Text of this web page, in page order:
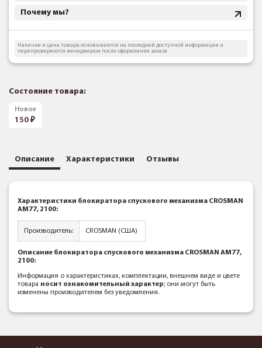
Почему мы?
Наличие и цена товара основываются на последней доступной информации и
перепроверяются менеджером после оформления заказа
Состояние товара:
Новое
150
Описание Характеристики Отзывы
Характеристики блокиратора спускового механизма CROSMAN
АМ77, 2100:
Производитель: CROSMAN (США)
Описание блокиратора спускового механизма CROSMAN АМ77,
2100:
Информация о характеристиках, комплектации, внешнем виде и цвете
товара носит ознакомительный характер; они могут быть
изменены производителем без уведомления.